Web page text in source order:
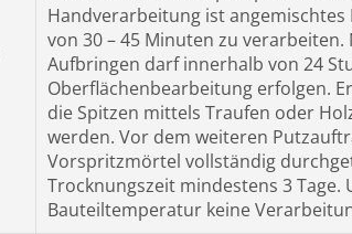
Handverarbeitung ist
von 30 – 45 Minuten zu verarbeiten.
Aufbringen darf innerhalb von 24
Oberflächenbearbeitung erfolgen.
die Spitzen mittels Traufen oder
werden. Vor dem weiteren
Vorspritzmörtel vollständig
Trocknungszeit mindestens 3 Tage.
Bauteiltemperatur keine